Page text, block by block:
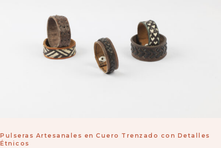
Pulseras Artesanales en Cuero Trenzado con Detalles
Étnicos